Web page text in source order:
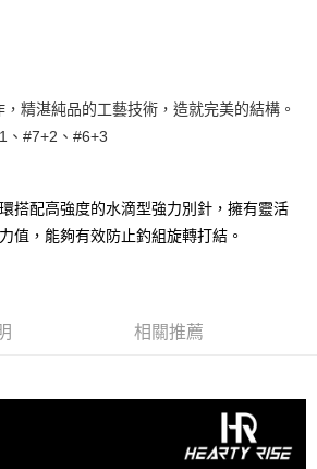
彰化商業銀行
台北富邦商業銀行
華泰商業銀行
遠東國際商業銀行
，台灣大哥大用戶可立即使用無須另外申請。
及費用金額請依後續交易確認頁面所載為準。
前往確認交易或遇審核未通過，訂單將自動取
過狀況，表示未達大哥付你分期系統評分，恕無
商品之後才付款」的支付方式。 讓您購物簡單
精湛純品的工藝技術，造就完美的結構。
、#7+2、#6+3
搭配高強度的水滴型強力別針，擁有靈活
值，能夠有效防止釣組旋轉打結。
相關推薦